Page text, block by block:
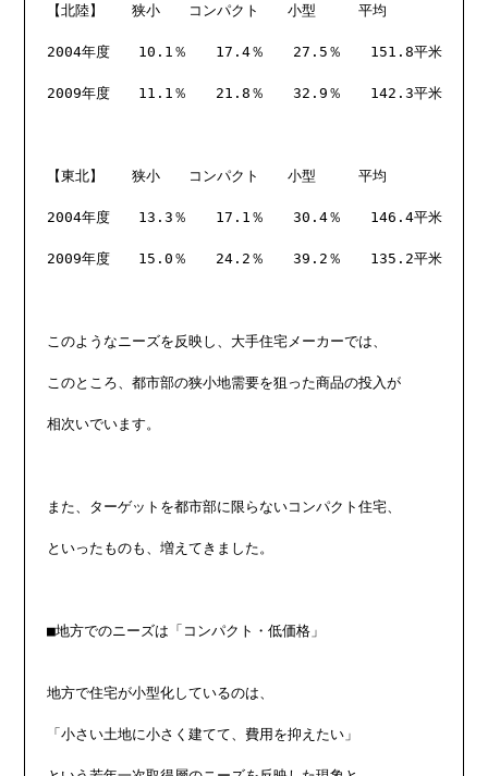
【北陸】　　狭小　　コンパクト　　小型　　　平均
2004年度　　10.1％　　17.4％　　27.5％　　151.8平米
2009年度　　11.1％　　21.8％　　32.9％　　142.3平米
【東北】　　狭小　　コンパクト　　小型　　　平均
2004年度　　13.3％　　17.1％　　30.4％　　146.4平米
2009年度　　15.0％　　24.2％　　39.2％　　135.2平米
このようなニーズを反映し、大手住宅メーカーでは、
このところ、都市部の狭小地需要を狙った商品の投入が
相次いでいます。
また、ターゲットを都市部に限らないコンパクト住宅、
といったものも、増えてきました。
■地方でのニーズは「コンパクト・低価格」
地方で住宅が小型化しているのは、
「小さい土地に小さく建てて、費用を抑えたい」